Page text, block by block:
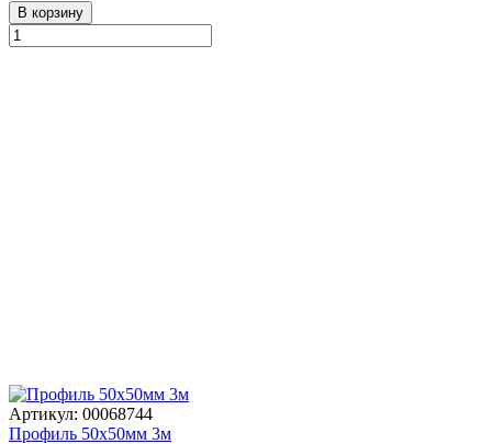
В корзину
Артикул: 00068744
Профиль 50х50мм 3м